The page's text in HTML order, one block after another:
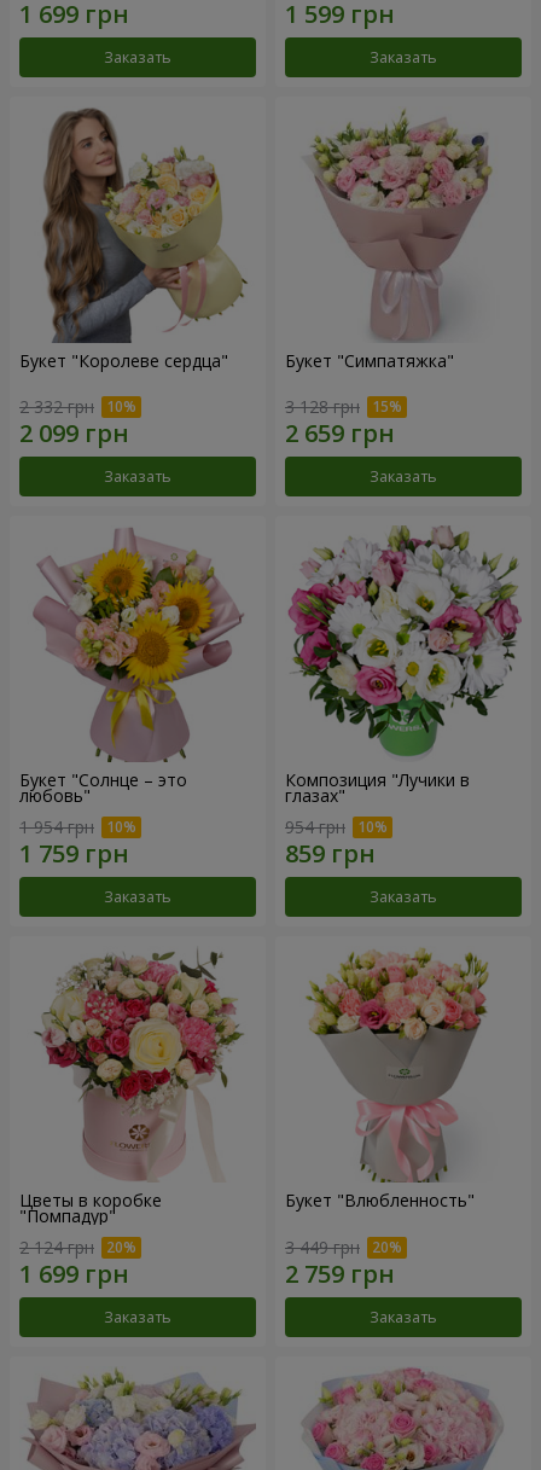
Заказать Заказать
Букет "Королеве сердца"
2 332 грн
Заказать
Букет "Симпатяжка"
3 128 грн
Заказать
Букет "Солнце – это
любовь"
1 954 грн
Заказать
Композиция "Лучики в
глазах"
954 грн
Заказать
Цветы в коробке
"Помпадур"
2 124 грн
Заказать
Букет "Влюбленность"
3 449 грн
Заказать